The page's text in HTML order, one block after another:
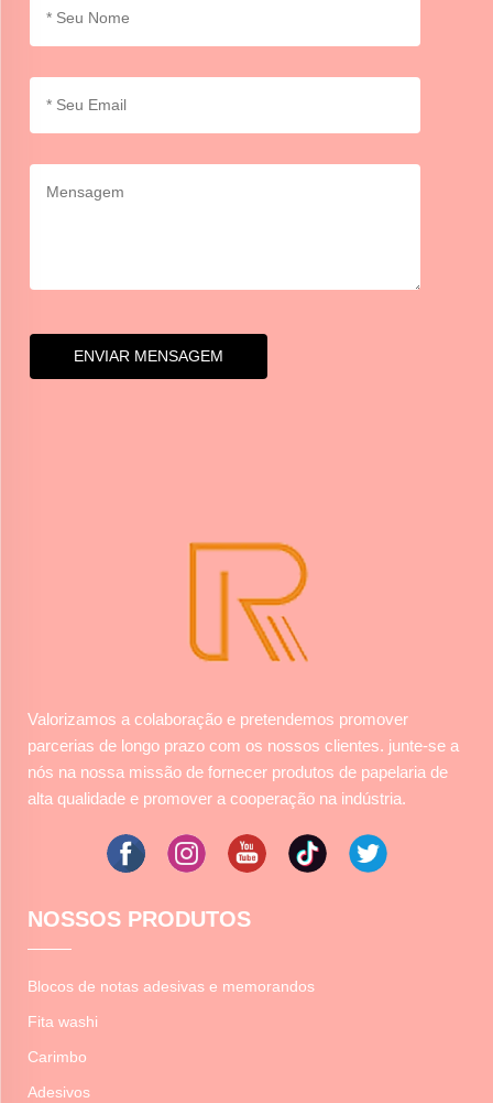
ENVIAR MENSAGEM
Valorizamos a colaboração e pretendemos promover
parcerias de longo prazo com os nossos clientes. junte-se a
nós na nossa missão de fornecer produtos de papelaria de
alta qualidade e promover a cooperação na indústria.
NOSSOS PRODUTOS
Blocos de notas adesivas e memorandos
Fita washi
Carimbo
Adesivos